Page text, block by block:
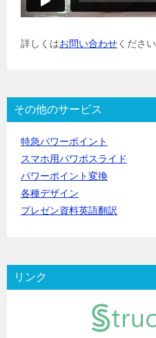
詳しくはお問い合わせください
その他のサービス
特急パワーポイント
スマホ用パワポスライド
パワーポイント変換
各種デザイン
プレゼン資料英語翻訳
リンク